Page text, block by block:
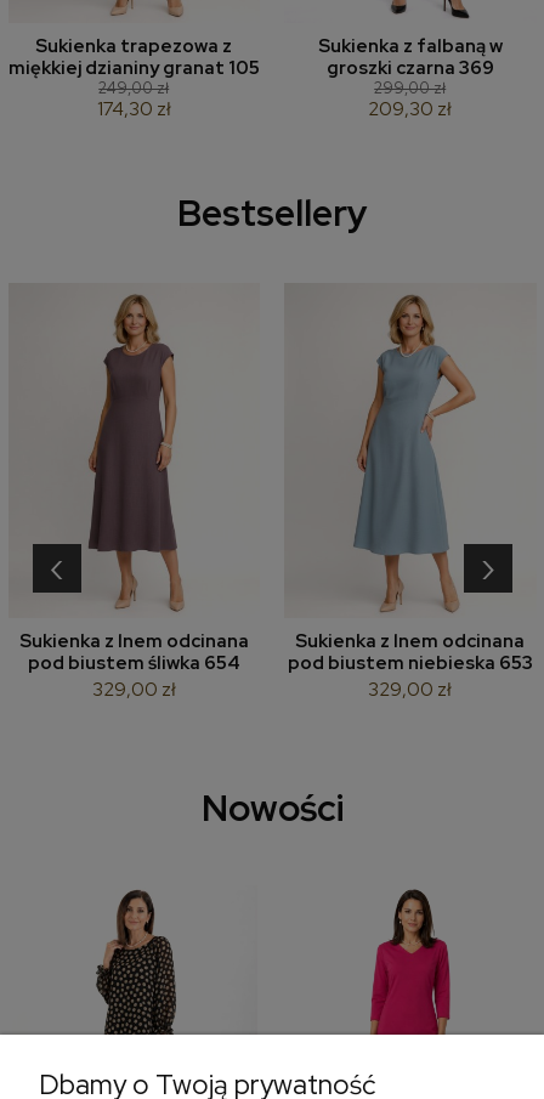
Sukienka trapezowa z
miękkiej dzianiny granat 105
249,00 zł
174,30 zł
Sukienka z falbaną w
groszki czarna 369
299,00 zł
209,30 zł
Bestsellery
Sukienka z lnem odcinana
pod biustem śliwka 654
329,00 zł
Sukienka z lnem odcinana
pod biustem niebieska 653
329,00 zł
‹ ›
Nowości
Dbamy o Twoją prywatność